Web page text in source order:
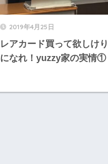
2019年4月25日
レアカード買って欲しけ
になれ！yuzzy家の実情①